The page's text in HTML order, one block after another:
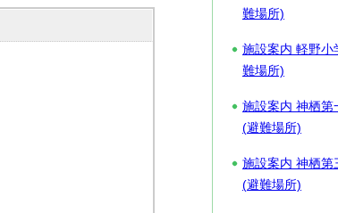
難場所)
施設案内 軽野小
難場所)
施設案内 神栖第
(避難場所)
施設案内 神栖第
(避難場所)